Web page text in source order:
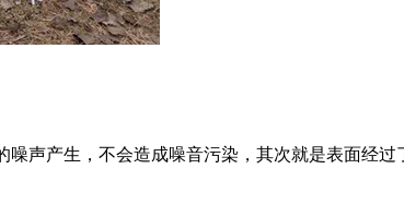
声产生，不会造成噪音污染，其次就是表面经